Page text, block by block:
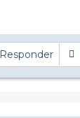
Responder